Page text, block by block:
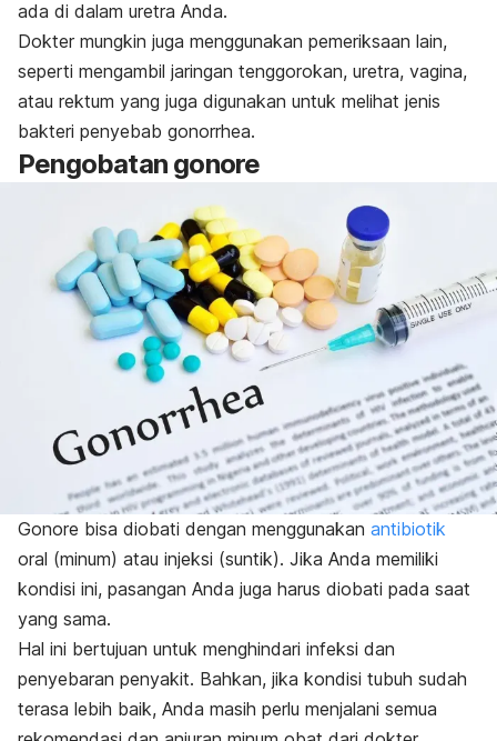
ada di dalam uretra Anda.
Dokter mungkin juga menggunakan pemeriksaan lain,
seperti mengambil jaringan tenggorokan, uretra, vagina,
atau rektum yang juga digunakan untuk melihat jenis
bakteri penyebab gonorrhea.
Pengobatan gonore
Gonore bisa diobati dengan menggunakan antibiotik
oral (minum) atau injeksi (suntik). Jika Anda memiliki
kondisi ini, pasangan Anda juga harus diobati pada saat
yang sama.
Hal ini bertujuan untuk menghindari infeksi dan
penyebaran penyakit. Bahkan, jika kondisi tubuh sudah
terasa lebih baik, Anda masih perlu menjalani semua